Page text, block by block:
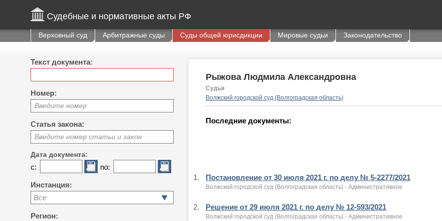
Судебные и нормативные акты РФ
Верховный суд Арбитражные суды Суды общей юрисдикции Мировые судьи Законодательство
Текст документа:
Номер:
Введите номер
Статья закона:
Введите номер статьи и закон
Дата документа:
с: по:
Инстанция:
Все
Регион:
Рыжова Людмила Александровна
Судья
Волжский городской суд (Волгоградская область)
Последние документы:
1. Постановление от 30 июля 2021 г. по делу № 5-2277/2021
Волжский городской суд (Волгоградская область) - Административное
2. Решение от 29 июля 2021 г. по делу № 12-593/2021
Волжский городской суд (Волгоградская область) - Административное